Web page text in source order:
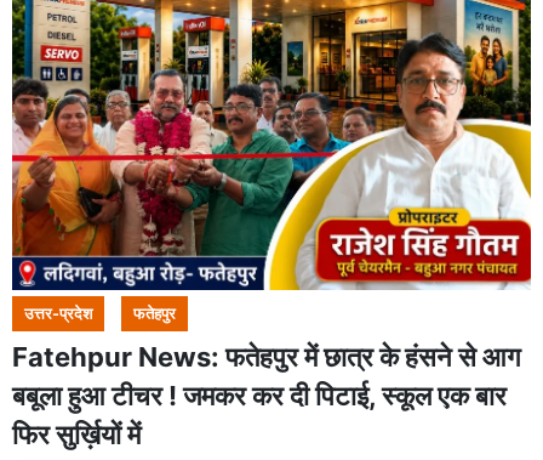
उत्तर-प्रदेश फतेहपुर
Fatehpur News: फतेहपुर में छात्र के हंसने से आग
बबूला हुआ टीचर ! जमकर कर दी पिटाई, स्कूल एक बार
फिर सुर्ख़ियों में